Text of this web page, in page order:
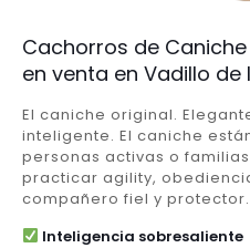
Cachorros de
en venta en Vadillo
El caniche original.
inteligente. El caniche
personas activas o
practicar agility,
compañero fiel y protector.
Inteligencia sobresaliente